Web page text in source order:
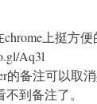
上挺方便
Aq3l
的备注可以取
到备注了。